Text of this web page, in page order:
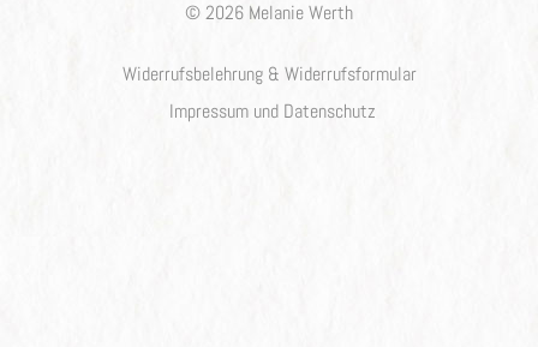
© 2026 Melanie Werth
Widerrufsbelehrung & Widerrufsformular
Impressum und Datenschutz